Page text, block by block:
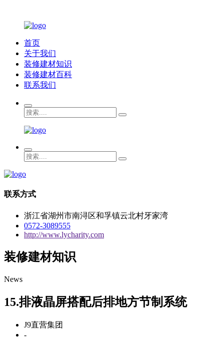
首页
关于我们
装修建材知识
装修建材百科
联系我们
联系方式
浙江省湖州市南浔区和孚镇云北村牙家湾
0572-3089555
http://www.lycharity.com
装修建材知识
News
15.排液晶屏搭配后排地方节制系统
J9直营集团
-